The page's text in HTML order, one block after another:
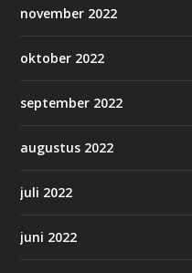
november 2022
oktober 2022
september 2022
augustus 2022
juli 2022
juni 2022